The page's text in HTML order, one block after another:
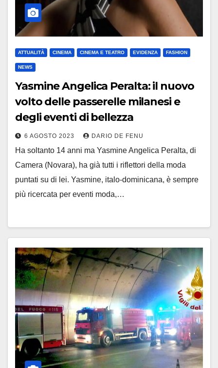
ATTUALITÀ CINEMA CINEMA E TEATRO EVIDENZA FASHION
NEWS
Yasmine Angelica Peralta: il nuovo
volto delle passerelle milanesi e
degli eventi di bellezza
6 AGOSTO 2023 DARIO DE FENU
Ha soltanto 14 anni ma Yasmine Angelica Peralta, di
Camera (Novara), ha già tutti i riflettori della moda
puntati su di lei. Yasmine, italo-dominicana, è sempre
più ricercata per eventi moda,…